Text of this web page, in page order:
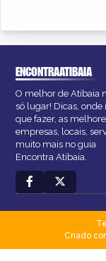
ENCONTRAATIBAIA
O melhor de Atibaia
só lugar! Dicas, onde
que fazer, as
empresas, locais,
muito mais no guia
Encontra Atibaia.
Criado